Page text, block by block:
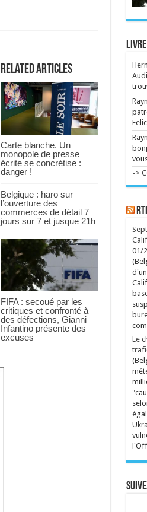
Related Articles
Carte blanche. Un
monopole de presse
écrite se concrétise :
danger !
Belgique : haro sur
l’ouverture des
commerces de détail 7
jours sur 7 et jusque 21h
FIFA : secoué par les
critiques et confronté à
des défections, Gianni
Infantino présente des
excuses
...
->
01/
Le